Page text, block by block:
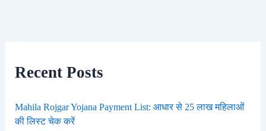
Recent Posts
Mahila Rojgar Yojana Payment List: आधार से 25 लाख महिलाओं
की लिस्ट चेक करें